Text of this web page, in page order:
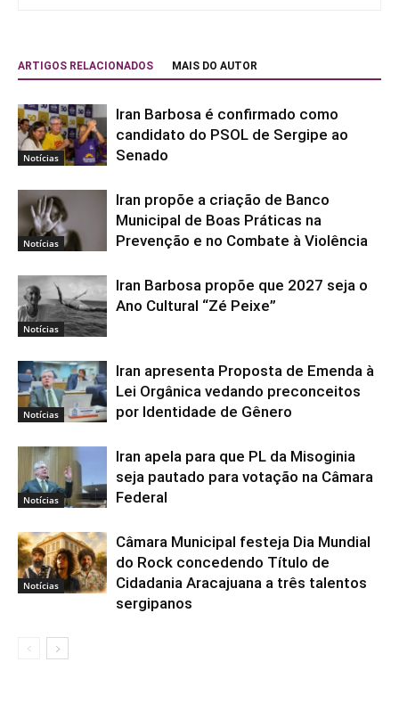
ARTIGOS RELACIONADOS MAIS DO AUTOR
Notícias
Iran Barbosa é confirmado como
candidato do PSOL de Sergipe ao
Senado
Notícias
Iran propõe a criação de Banco
Municipal de Boas Práticas na
Prevenção e no Combate à Violência
Notícias
Iran Barbosa propõe que 2027 seja o
Ano Cultural “Zé Peixe”
Notícias
Iran apresenta Proposta de Emenda à
Lei Orgânica vedando preconceitos
por Identidade de Gênero
Notícias
Iran apela para que PL da Misoginia
seja pautado para votação na Câmara
Federal
Notícias
Câmara Municipal festeja Dia Mundial
do Rock concedendo Título de
Cidadania Aracajuana a três talentos
sergipanos